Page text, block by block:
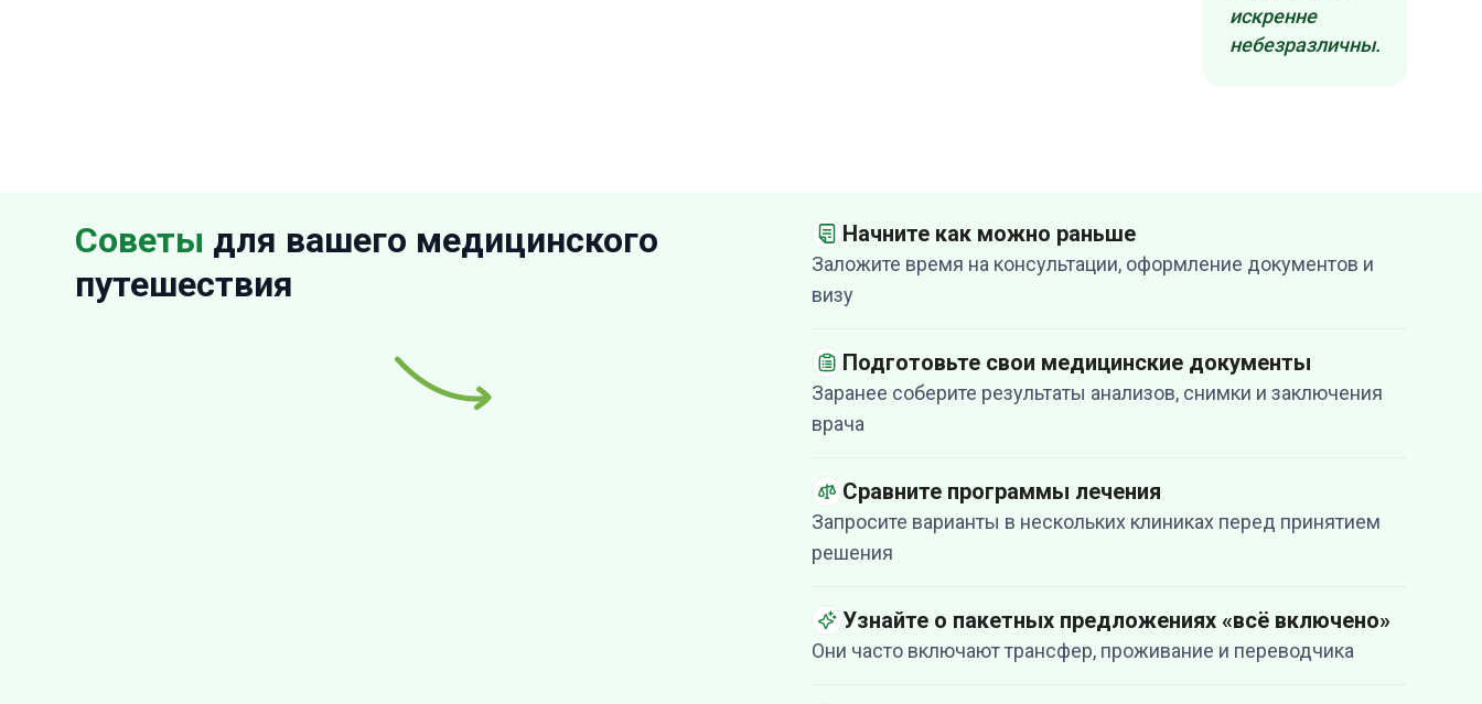
искренне
небезразличны.
Советы для вашего медицинского
путешествия
Начните как можно раньше
Заложите время на консультации, оформление документов и
визу
Подготовьте свои медицинские документы
Заранее соберите результаты анализов, снимки и заключения
врача
Сравните программы лечения
Запросите варианты в нескольких клиниках перед принятием
решения
Узнайте о пакетных предложениях «всё включено»
Они часто включают трансфер, проживание и переводчика